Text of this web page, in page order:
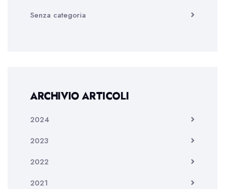
Senza categoria
ARCHIVIO ARTICOLI
2024
2023
2022
2021